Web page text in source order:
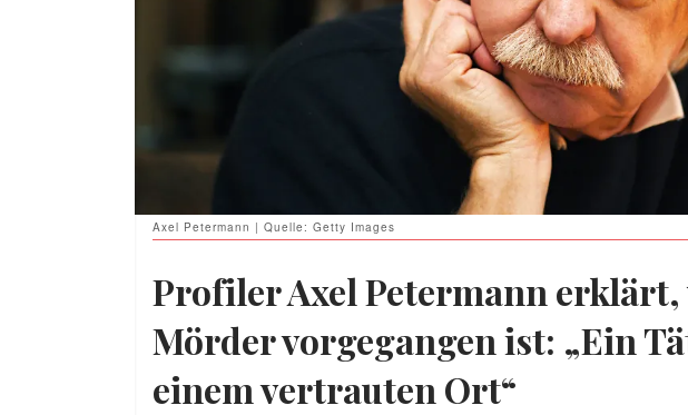
Axel Petermann | Quelle: Getty Images
Profiler Axel Petermann erklärt,
Mörder vorgegangen ist: „Ein
einem vertrauten Ort“